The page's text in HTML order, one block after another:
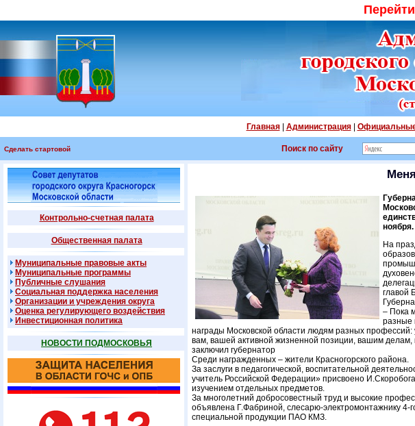
Главная| Администрация|
Сделать стартовой Поиск по сайту
Контрольно-счетная палата
Общественная палата
Муниципальные правовые акты
Муниципальные программы
Публичные слушания
Социальная поддержка населения
Организации и учреждения округа
Оценка регулирующего воздействия
Инвестиционная политика
НОВОСТИ ПОДМОСКОВЬЯ
ноября.
На
главой
– Пока
разные
награды Московской области людям разных
вам, вашей активной жизненной позиции, вашим
заключил губернатор
Среди награжденных – жители Красногорского района.
За заслуги в педагогической, воспитательной
учитель Российской Федерации» присвоено
изучением отдельных предметов.
За многолетний добросовестный труд и высокие
объявлена Г.Фабриной, слесарю-электромонтажнику 4-
специальной продукции ПАО КМЗ.